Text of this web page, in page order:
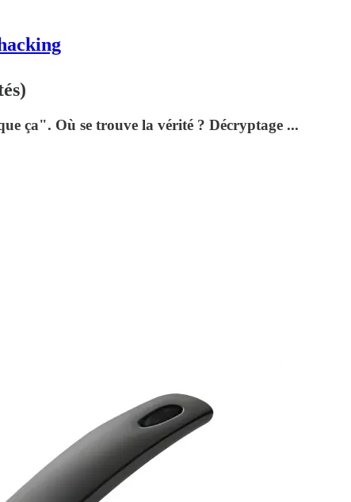
ça". Où se trouve la vérité ? Décryptage ...